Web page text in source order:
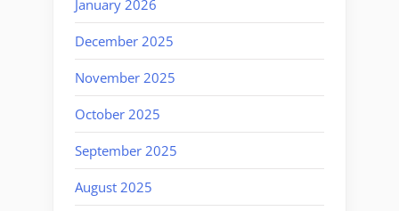
January 2026
December 2025
November 2025
October 2025
September 2025
August 2025